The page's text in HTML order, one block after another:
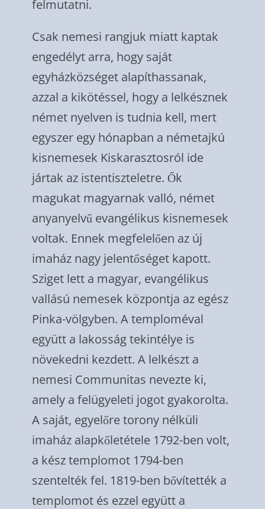
felmutatni.
Csak nemesi rangjuk miatt kaptak
engedélyt arra, hogy saját
egyházközséget alapíthassanak,
azzal a kikötéssel, hogy a lelkésznek
német nyelven is tudnia kell, mert
egyszer egy hónapban a németajkú
kisnemesek Kiskarasztosról ide
jártak az istentiszteletre. Ők
magukat magyarnak valló, német
anyanyelvű evangélikus kisnemesek
voltak. Ennek megfelelően az új
imaház nagy jelentőséget kapott.
Sziget lett a magyar, evangélikus
vallású nemesek központja az egész
Pinka-völgyben. A temploméval
együtt a lakosság tekintélye is
növekedni kezdett. A lelkészt a
nemesi Communitas nevezte ki,
amely a felügyeleti jogot gyakorolta.
A saját, egyelőre torony nélküli
imaház alapkőletétele 1792-ben volt,
a kész templomot 1794-ben
szentelték fel. 1819-ben bővítették a
templomot és ezzel együtt a